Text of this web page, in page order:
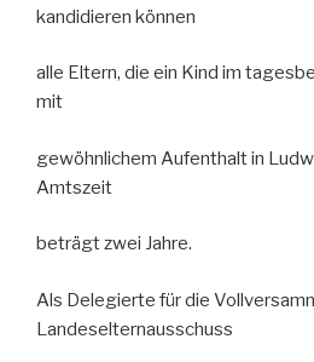
kandidieren können
alle Eltern, die ein Kind im
mit
gewöhnlichem Aufenthalt in
Amtszeit
beträgt zwei Jahre.
Als Delegierte für die
Landeselternausschuss